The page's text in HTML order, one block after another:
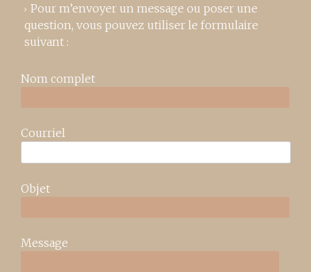
Pour m’envoyer un message ou poser une
question, vous pouvez utiliser le formulaire
suivant :
Nom complet
Courriel
Objet
Message